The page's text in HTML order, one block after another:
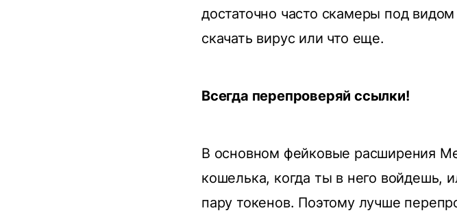
достаточно часто скамеры под
скачать вирус или что еще.
Всегда перепроверяй ссылки!
В основном фейковые расширения
кошелька, когда ты в него войдешь,
пару токенов. Поэтому лучше